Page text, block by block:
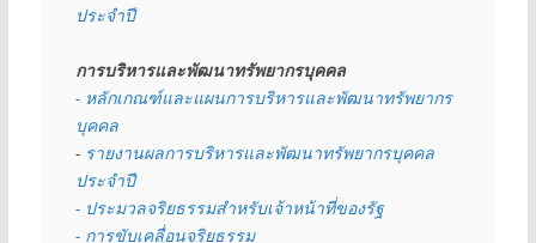
ประจำปี
การบริหารและพัฒนาทรัพยากรบุคคล
- หลักเกณฑ์และแผนการบริหารและพัฒนาทรัพยากร
บุคคล
- รายงานผลการบริหารและพัฒนาทรัพยากรบุคคล
ประจำปี
- ประมวลจริยธรรมสำหรับเจ้าหน้าที่ของรัฐ
- การขับเคลื่อนจริยธรรม